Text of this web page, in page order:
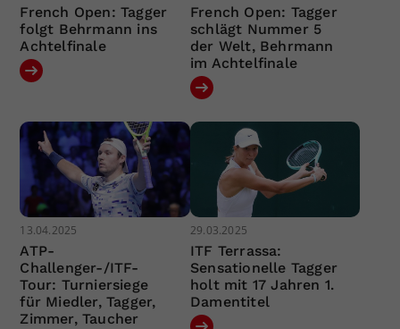
French Open: Tagger
folgt Behrmann ins
Achtelfinale
French Open: Tagger
schlägt Nummer 5
der Welt, Behrmann
im Achtelfinale
13.04.2025
ATP-
Challenger-/ITF-
Tour: Turniersiege
für Miedler, Tagger,
Zimmer, Taucher
29.03.2025
ITF Terrassa:
Sensationelle Tagger
holt mit 17 Jahren 1.
Damentitel